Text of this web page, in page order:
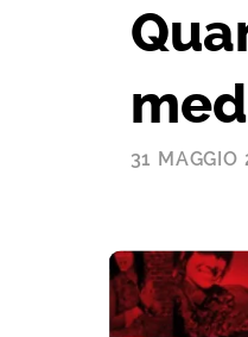
31 MAGGIO